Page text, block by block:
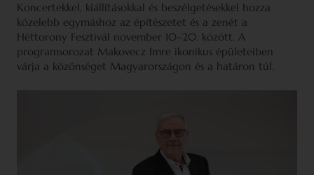
Koncertekkel, kiállításokkal és beszélgetésekkel hozza
közelebb egymáshoz az építészetet és a zenét a
Héttorony Fesztivál november 10–20. között. A
programsorozat Makovecz Imre ikonikus épületeiben
várja a közönséget Magyarországon és a határon túl.